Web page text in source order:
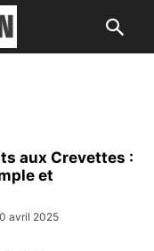
aux Crevettes :
et
avril 2025